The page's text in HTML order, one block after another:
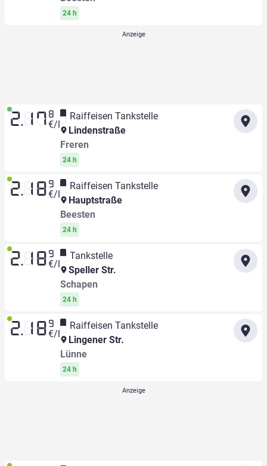
24 h
2.17 8
€/l
Raiffeisen Tankstelle
Lindenstraße
Freren
24 h
2.18 9
€/l
Raiffeisen Tankstelle
Hauptstraße
Beesten
24 h
2.18 9
€/l
Tankstelle
Speller Str.
Schapen
24 h
2.18 9
€/l
Raiffeisen Tankstelle
Lingener Str.
Lünne
24 h